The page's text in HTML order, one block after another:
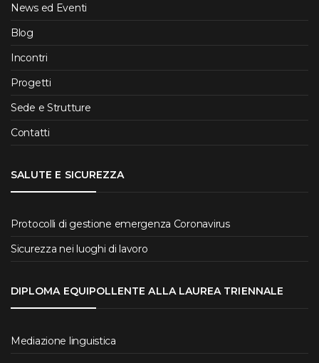
News ed Eventi
Blog
Incontri
Progetti
Sede e Strutture
Contatti
SALUTE E SICUREZZA
Protocolli di gestione emergenza Coronavirus
Sicurezza nei luoghi di lavoro
DIPLOMA EQUIPOLLENTE ALLA LAUREA TRIENNALE
Mediazione linguistica